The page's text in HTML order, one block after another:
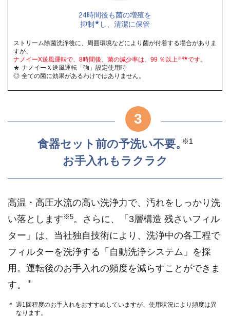
24時間後も菌の増殖を
抑制 ★ し、清潔に保管
ストリーム除菌洗浄後に、周囲環境などにより菌が付着する場合がありま
すが、
ナノイーX送風運転で、8時間後、菌の減少率は、99 ％以上※4★です。
ナノイーＸ送風運転「強」設定使用時
全ての菌に効果があるわけではありません。
3
食器セット前の予洗い不要。※1
お手入れもラクラク
高温・高圧水流の高い洗浄力で、汚れをしっかり洗
い落とします ※5。さらに、「3層構造 残さいフィル
ター」は、当社独自技術により、洗浄中の各工程で
フィルターを洗浄する「自動洗浄システム」を採
用。運転後のお手入れの頻度を減らすことができま
す。
＊
週1回程度のお手入れをおすすめしていますが、使用状況により頻度は異
なります。